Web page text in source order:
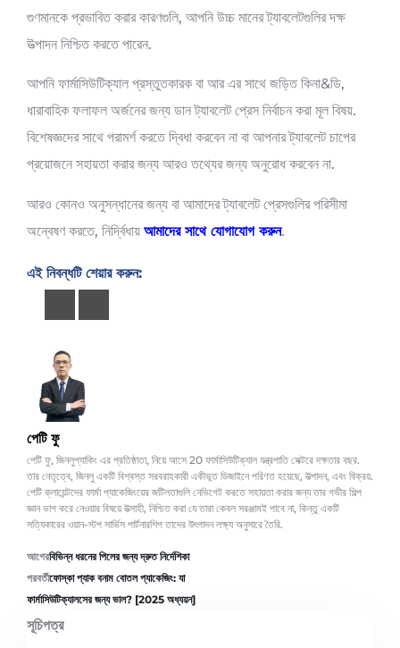
গুণমানকে প্রভাবিত করার কারণগুলি, আপনি উচ্চ মানের ট্যাবলেটগুলির দক্ষ
উত্পাদন নিশ্চিত করতে পারেন.
আপনি ফার্মাসিউটিক্যাল প্রস্তুতকারক বা আর এর সাথে জড়িত কিনা&ডি,
ধারাবাহিক ফলাফল অর্জনের জন্য ডান ট্যাবলেট প্রেস নির্বাচন করা মূল বিষয়.
বিশেষজ্ঞদের সাথে পরামর্শ করতে দ্বিধা করবেন না বা আপনার ট্যাবলেট চাপের
প্রয়োজনে সহায়তা করার জন্য আরও তথ্যের জন্য অনুরোধ করবেন না.
আরও কোনও অনুসন্ধানের জন্য বা আমাদের ট্যাবলেট প্রেসগুলির পরিসীমা
অন্বেষণ করতে, নির্দ্বিধায় আমাদের সাথে যোগাযোগ করুন.
এই নিবন্ধটি শেয়ার করুন:
পেটি ফু
পেটি ফু, জিনলুপ্যাকিং এর প্রতিষ্ঠাতা, নিয়ে আসে 20 ফার্মাসিউটিক্যাল যন্ত্রপাতি সেক্টরে দক্ষতার বছর.
তার নেতৃত্বে, জিনলু একটি বিশ্বস্ত সরবরাহকারী একীভূত ডিজাইনে পরিণত হয়েছে, উত্পাদন, এবং বিক্রয়.
পেটি ক্লায়েন্টদের ফার্মা প্যাকেজিংয়ের জটিলতাগুলি নেভিগেট করতে সহায়তা করার জন্য তার গভীর শিল্প
জ্ঞান ভাগ করে নেওয়ার বিষয়ে উত্সাহী, নিশ্চিত করা যে তারা কেবল সরঞ্জামই পাবে না, কিন্তু একটি
সত্যিকারের ওয়ান-স্টপ সার্ভিস পার্টনারশিপ তাদের উৎপাদন লক্ষ্য অনুসারে তৈরি.
আগেরবিভিন্ন ধরনের পিলের জন্য দ্রুত নির্দেশিকা
পরবর্তীফোস্কা প্যাক বনাম বোতল প্যাকেজিং: যা
ফার্মাসিউটিক্যালসের জন্য ভাল? [2025 অধ্যয়ন]
সূচিপত্র